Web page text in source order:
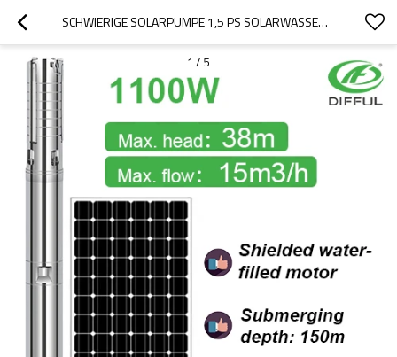
SCHWIERIGE SOLARPUMPE 1,5 PS SOLARWASSERPUMPE SOLARPUMPE MIT WASSERGEFÜLLTEM MOTOR 1100 W AC/DC SOLAR-TAUCHPUMPE
1 / 5